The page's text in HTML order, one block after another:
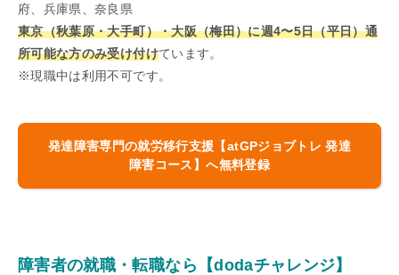
府、兵庫県、奈良県
東京（秋葉原・大手町）・大阪（梅田）に週4〜5日（平日）通
所可能な方のみ受け付けています。
※現職中は利用不可です。
発達障害専門の就労移行支援【atGPジョブトレ 発達
障害コース 】へ無料登録
障害者の就職・転職なら【dodaチャレンジ】